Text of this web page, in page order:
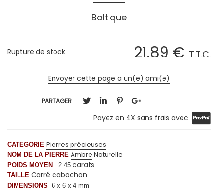
Baltique
21.89 € T.T.C.
Rupture de stock
Envoyer cette page à un(e) ami(e)
PARTAGER
Payez en 4X sans frais avec
CATEGORIE Pierres précieuses
NOM DE LA PIERRE Ambre Naturelle
POIDS MOYEN 2.45 carats
TAILLE Carré cabochon
DIMENSIONS 6 x 6 x 4 mm